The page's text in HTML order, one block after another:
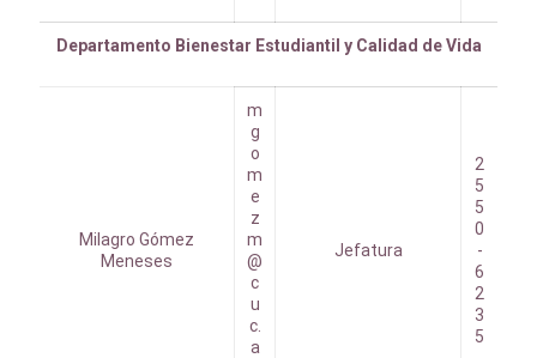
Departamento Bienestar Estudiantil y Calidad de Vida
Milagro Gómez
Meneses
m
g
o
m
e
z
m
@
c
u
c.
a
Jefatura
2
5
5
0
-
6
2
3
5